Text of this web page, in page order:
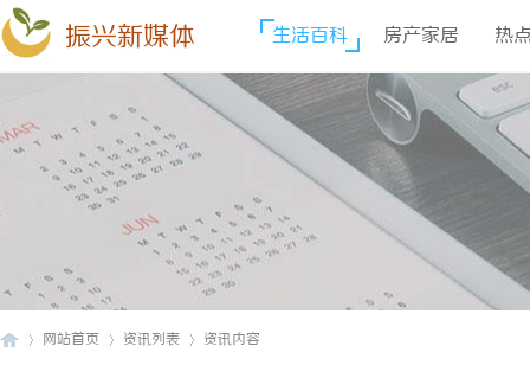
振兴新媒体 生活百科 房产家居 热
网站首页 资讯列表 资讯内容